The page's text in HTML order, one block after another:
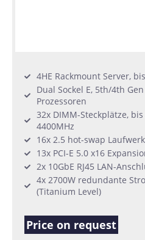
4HE Rackmount Server,
Dual Sockel E, 5th/4th
Prozessoren
32x DIMM-Steckplätze, bis
4400MHz
16x 2.5 hot-swap
13x PCI-E 5.0 x16
2x 10GbE RJ45 LAN-
4x 2700W redundante
(Titanium Level)
Price on request